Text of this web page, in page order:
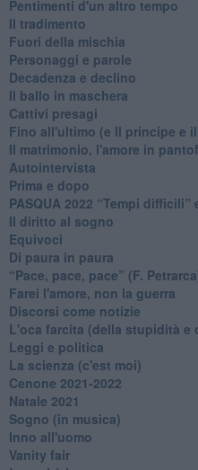
Pentimenti d'un altro tempo
Il tradimento
Fuori della mischia
Personaggi e parole
Decadenza e declino
Il ballo in maschera
Cattivi presagi
Fino all'ultimo (e Il principe e
Il matrimonio, l'amore in
Autointervista
Prima e dopo
​PASQUA 2022 “Tempi difficili”
Il diritto al sogno
Equivoci
Di paura in paura
​“Pace, pace, pace” (F.
Farei l'amore, non la guerra
Discorsi come notizie
L'oca farcita (della stupidità e
Leggi e politica
La scienza (c'est moi)
Cenone 2021-2022
Natale 2021
Sogno (in musica)
Inno all'uomo
Vanity fair